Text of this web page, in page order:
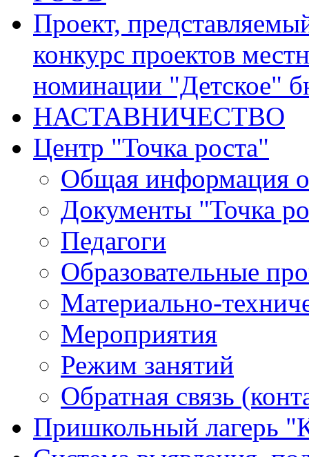
Проект,
конкурс проектов
номинации "Детское"
НАСТАВНИЧЕСТВО
Центр "Точка роста"
Общая информация о
Документы "Точка
Педагоги
Образовательные
Материально-
Мероприятия
Режим занятий
Обратная связь
Пришкольный лагерь